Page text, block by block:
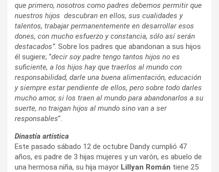
que primero, nosotros como padres debemos permitir que
nuestros hijos descubran en ellos, sus cualidades y
talentos, trabajar permanentemente en desarrollar esos
dones, con mucho esfuerzo y constancia, sólo así serán
destacados”. Sobre los padres que abandonan a sus hijos
él sugiere; “decir soy padre tengo tantos hijos no es
suficiente, a los hijos hay que traerlos al mundo con
responsabilidad, darle una buena alimentación, educación
y siempre estar pendiente de ellos, pero sobre todo darles
mucho amor, si los traen al mundo para abandonarlos a su
suerte, no traigan hijos al mundo sino van a ser
responsables”.
Dinastía artística
Este pasado sábado 12 de octubre Dandy cumplió 47
años, es padre de 3 hijas mujeres y un varón, es abuelo de
una hermosa niña, su hija mayor Lillyan Román tiene 25